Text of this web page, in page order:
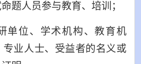
题人员参与教育、培训；
单位、学术机构、教育机
业人士、受益者的名义或